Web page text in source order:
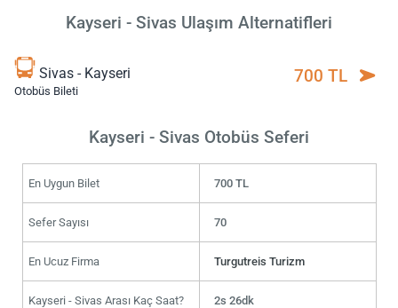
Kayseri - Sivas Ulaşım Alternatifleri
Sivas - Kayseri
Otobüs Bileti
700 TL
Kayseri - Sivas Otobüs Seferi
En Uygun Bilet 700 TL
Sefer Sayısı 70
En Ucuz Firma Turgutreis Turizm
Kayseri - Sivas Arası Kaç Saat? 2s 26dk